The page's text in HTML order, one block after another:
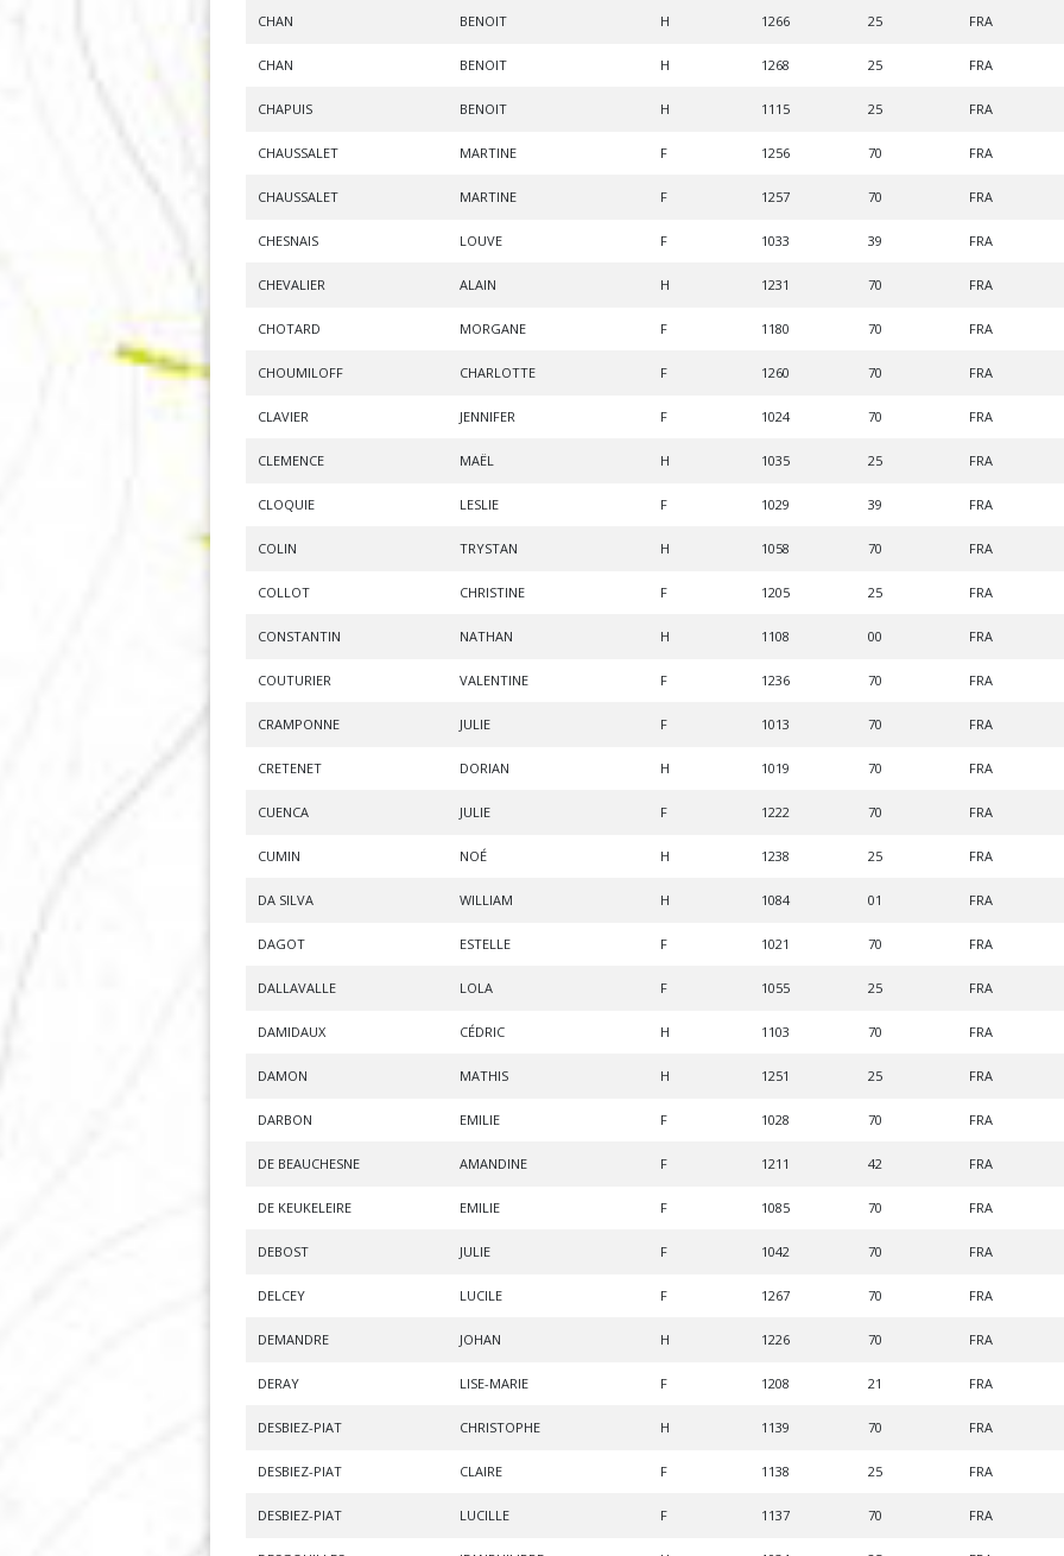
CHAN BENOIT H 1266 25 FRA
CHAN BENOIT H 1268 25 FRA
CHAPUIS BENOIT H 1115 25 FRA
CHAUSSALET MARTINE F 1256 70 FRA
CHAUSSALET MARTINE F 1257 70 FRA
CHESNAIS LOUVE F 1033 39 FRA
CHEVALIER ALAIN H 1231 70 FRA
CHOTARD MORGANE F 1180 70 FRA
CHOUMILOFF CHARLOTTE F 1260 70 FRA
CLAVIER JENNIFER F 1024 70 FRA
CLEMENCE MAËL H 1035 25 FRA
CLOQUIE LESLIE F 1029 39 FRA
COLIN TRYSTAN H 1058 70 FRA
COLLOT CHRISTINE F 1205 25 FRA
CONSTANTIN NATHAN H 1108 00 FRA
COUTURIER VALENTINE F 1236 70 FRA
CRAMPONNE JULIE F 1013 70 FRA
CRETENET DORIAN H 1019 70 FRA
CUENCA JULIE F 1222 70 FRA
CUMIN NOÉ H 1238 25 FRA
DA SILVA WILLIAM H 1084 01 FRA
DAGOT ESTELLE F 1021 70 FRA
DALLAVALLE LOLA F 1055 25 FRA
DAMIDAUX CÉDRIC H 1103 70 FRA
DAMON MATHIS H 1251 25 FRA
DARBON EMILIE F 1028 70 FRA
DE BEAUCHESNE AMANDINE F 1211 42 FRA
DE KEUKELEIRE EMILIE F 1085 70 FRA
DEBOST JULIE F 1042 70 FRA
DELCEY LUCILE F 1267 70 FRA
DEMANDRE JOHAN H 1226 70 FRA
DERAY LISE-MARIE F 1208 21 FRA
DESBIEZ-PIAT CHRISTOPHE H 1139 70 FRA
DESBIEZ-PIAT CLAIRE F 1138 25 FRA
DESBIEZ-PIAT LUCILLE F 1137 70 FRA